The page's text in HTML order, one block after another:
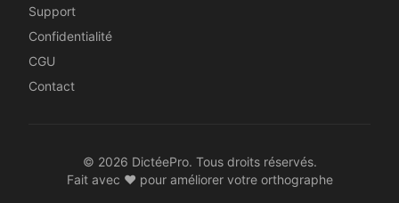
Support
Confidentialité
CGU
Contact
© 2026 DictéePro. Tous droits réservés.
Fait avec ❤️ pour améliorer votre orthographe